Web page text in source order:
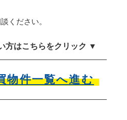
ください。
方はこちらをクリック ▼
物件一覧へ進む